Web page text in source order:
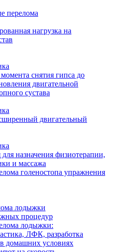
перелома
нагрузка на
снятия гипса до
двигательной
сустава
двигательный
назначения физиотерапии,
и массажа
голеностопа упражнения
лодыжки
процедур
лодыжки:
ЛФК, разработка
в домашних условиях